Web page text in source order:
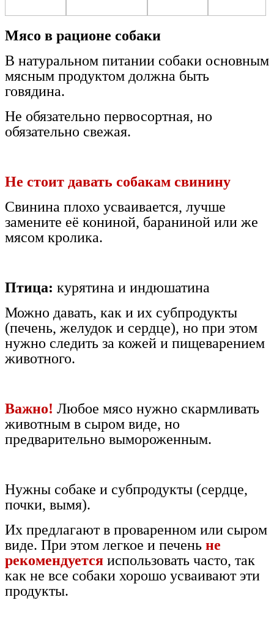
Мясо в рационе собаки
В натуральном питании собаки основным
мясным продуктом должна быть
говядина.
Не обязательно первосортная, но
обязательно свежая.
Не стоит давать собакам свинину
Свинина плохо усваивается, лучше
замените её кониной, бараниной или же
мясом кролика.
Птица: курятина и индюшатина
Можно давать, как и их субпродукты
(печень, желудок и сердце), но при этом
нужно следить за кожей и пищеварением
животного.
Важно! Любое мясо нужно скармливать
животным в сыром виде, но
предварительно вымороженным.
Нужны собаке и субпродукты (сердце,
почки, вымя).
Их предлагают в проваренном или сыром
виде. При этом легкое и печень не
рекомендуется использовать часто, так
как не все собаки хорошо усваивают эти
продукты.